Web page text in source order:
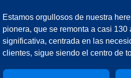
Estamos orgullosos de nuestra
pionera, que se remonta a casi
significativa, centrada en las
clientes, sigue siendo el centro de